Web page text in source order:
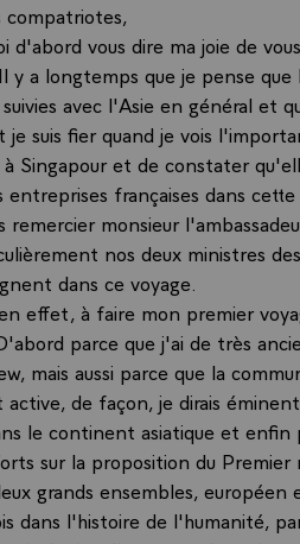
compatriotes,
d'abord vous dire ma joie de
y a longtemps que je pense
avec l'Asie en général et
je suis fier quand je vois
à Singapour et de constater
entreprises françaises dans cette
remercier monsieur
nos deux ministres
dans ce voyage.
effet, à faire mon premier
parce que j'ai de très
mais aussi parce que la
de façon, je dirais
le continent asiatique et enfin
sur la proposition du
grands ensembles, européen
dans l'histoire de l'humanité,